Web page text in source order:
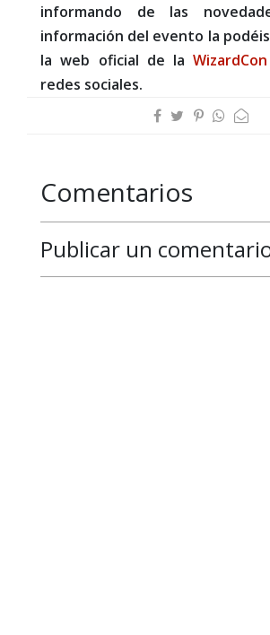
informando de las
información del evento la
la web oficial de la
redes sociales.
Comentarios
Publicar un